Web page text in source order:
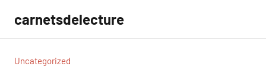
contenu
carnetsdelecture
Uncategorized